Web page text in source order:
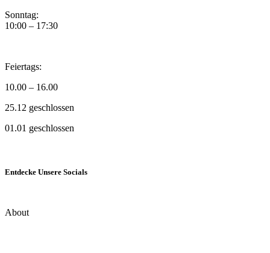
Sonntag:
10:00 – 17:30
Feiertags:
10.00 – 16.00
25.12 geschlossen
01.01 geschlossen
Entdecke Unsere Socials
About